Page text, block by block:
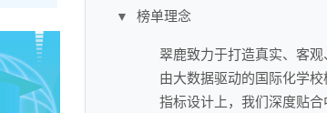
▼ 榜单理念
翠鹿致力于打造真实、客观
由大数据驱动的国际化学校
指标设计上，我们深度贴合